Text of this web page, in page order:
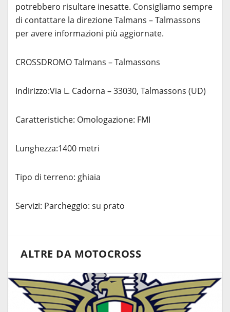
potrebbero risultare inesatte. Consigliamo sempre
di contattare la direzione Talmans – Talmassons
per avere informazioni più aggiornate.
CROSSDROMO Talmans – Talmassons
Indirizzo:Via L. Cadorna – 33030, Talmassons (UD)
Caratteristiche: Omologazione: FMI
Lunghezza:1400 metri
Tipo di terreno: ghiaia
Servizi: Parcheggio: su prato
ALTRE DA MOTOCROSS